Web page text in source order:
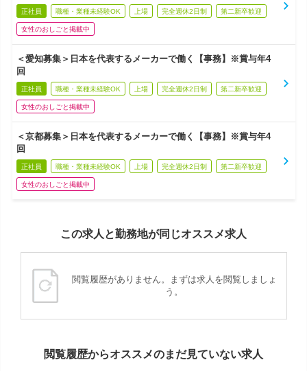
正社員 職種・業種未経験OK 上場 完全週休2日制 第二新卒歓迎
女性のおしごと掲載中
＜愛知募集＞日本を代表するメーカーで働く【事務】※賞与年4
回
正社員 職種・業種未経験OK 上場 完全週休2日制 第二新卒歓迎
女性のおしごと掲載中
＜京都募集＞日本を代表するメーカーで働く【事務】※賞与年4
回
正社員 職種・業種未経験OK 上場 完全週休2日制 第二新卒歓迎
女性のおしごと掲載中
この求人と勤務地が同じオススメ求人
閲覧履歴がありません。まずは求人を閲覧しましょ
う。
閲覧履歴からオススメのまだ見ていない求人